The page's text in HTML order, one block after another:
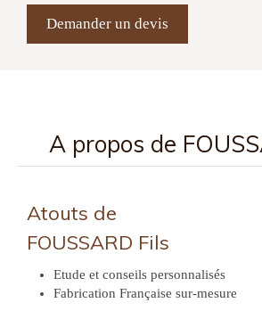
Demander un devis
A propos de
Atouts de
FOUSSARD Fils
Etude et conseils personnalisés
Fabrication Française sur-mesure